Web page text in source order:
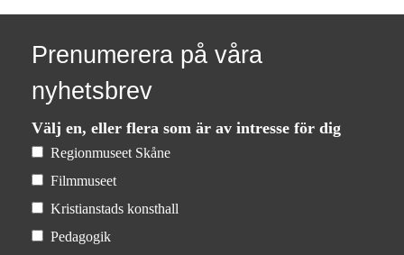
Prenumerera på våra
nyhetsbrev
Välj en, eller flera som är av intresse för dig
Regionmuseet Skåne
Filmmuseet
Kristianstads konsthall
Pedagogik